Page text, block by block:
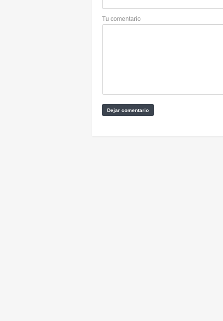
Tu comentario